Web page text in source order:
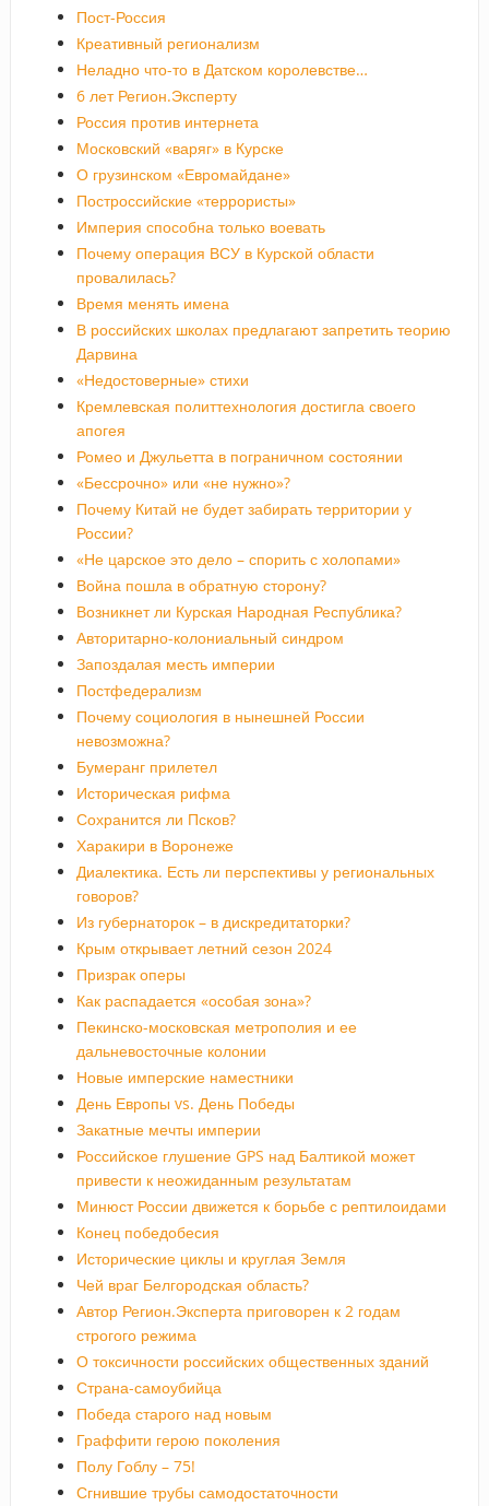
Пост-Россия
Креативный регионализм
Неладно что-то в Датском королевстве…
6 лет Регион.Эксперту
Россия против интернета
Московский «варяг» в Курске
О грузинском «Евромайдане»
Построссийские «террористы»
Империя способна только воевать
Почему операция ВСУ в Курской области
провалилась?
Время менять имена
В российских школах предлагают запретить теорию
Дарвина
«Недостоверные» стихи
Кремлевская политтехнология достигла своего
апогея
Ромео и Джульетта в пограничном состоянии
«Бессрочно» или «не нужно»?
Почему Китай не будет забирать территории у
России?
«Не царское это дело – спорить с холопами»
Война пошла в обратную сторону?
Возникнет ли Курская Народная Республика?
Авторитарно-колониальный синдром
Запоздалая месть империи
Постфедерализм
Почему социология в нынешней России
невозможна?
Бумеранг прилетел
Историческая рифма
Сохранится ли Псков?
Харакири в Воронеже
Диалектика. Есть ли перспективы у региональных
говоров?
Из губернаторок – в дискредитаторки?
Крым открывает летний сезон 2024
Призрак оперы
Как распадается «особая зона»?
Пекинско-московская метрополия и ее
дальневосточные колонии
Новые имперские наместники
День Европы vs. День Победы
Закатные мечты империи
Российское глушение GPS над Балтикой может
привести к неожиданным результатам
Минюст России движется к борьбе с рептилоидами
Конец победобесия
Исторические циклы и круглая Земля
Чей враг Белгородская область?
Автор Регион.Эксперта приговорен к 2 годам
строгого режима
О токсичности российских общественных зданий
Страна-самоубийца
Победа старого над новым
Граффити герою поколения
Полу Гоблу – 75!
Сгнившие трубы самодостаточности